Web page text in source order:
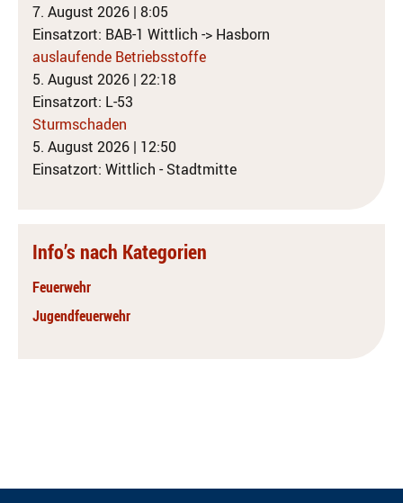
7. August 2026 | 8:05
Einsatzort: BAB-1 Wittlich -> Hasborn
auslaufende Betriebsstoffe
5. August 2026 | 22:18
Einsatzort: L-53
Sturmschaden
5. August 2026 | 12:50
Einsatzort: Wittlich - Stadtmitte
Info’s nach Kategorien
Feuerwehr
Jugendfeuerwehr